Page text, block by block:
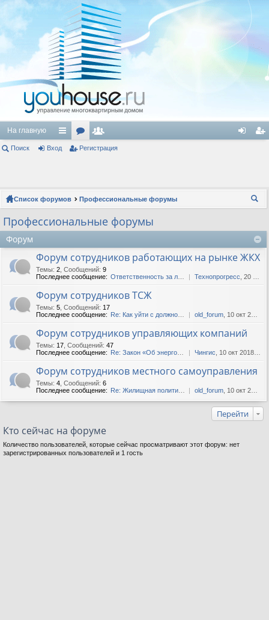
На главную
с
и
ор ол
ат
ел
ац
Поиск Вход Регистрация
Список форумов
Профессиональные форумы
Профессиональные форумы
Форум
Форум сотрудников работающих на рынке ЖКХ
Темы: 2 Сообщений: 9
Последнее сообщение: Ответственность за лифты Технопрогресс , 20 окт 2020, 09:51
Форум сотрудников ТСЖ
Темы: 5 Сообщений: 17
Последнее сообщение: Re: Как уйти с должности пр... old_forum , 10 окт 2015, 15:16
Форум сотрудников управляющих компаний
Темы: 17 Сообщений: 47
Последнее сообщение: Re: Закон «Об энергосбереже... Чингис , 10 окт 2018, 06:22
Форум сотрудников местного самоуправления
Темы: 4 Сообщений: 6
Последнее сообщение: Re: Жилищная политика. Реко... old_forum , 10 окт 2015, 16:45
Перейти
Кто сейчас на форуме
Количество пользователей, которые сейчас просматривают этот форум: нет
зарегистрированных пользователей и 1 гость